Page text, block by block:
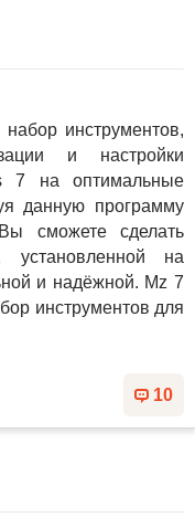
инструментов,
и настройки
7 на оптимальные
данную программу
сможете сделать
установленной на
и надёжной. Mz 7
инструментов для
10